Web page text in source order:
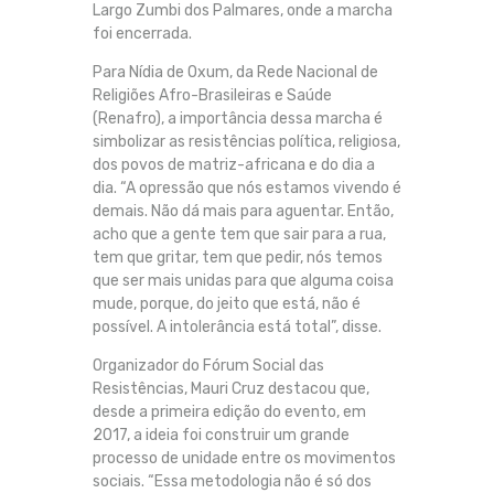
Largo Zumbi dos Palmares, onde a marcha
foi encerrada.
Para Nídia de Oxum, da Rede Nacional de
Religiões Afro-Brasileiras e Saúde
(Renafro), a importância dessa marcha é
simbolizar as resistências política, religiosa,
dos povos de matriz-africana e do dia a
dia. “A opressão que nós estamos vivendo é
demais. Não dá mais para aguentar. Então,
acho que a gente tem que sair para a rua,
tem que gritar, tem que pedir, nós temos
que ser mais unidas para que alguma coisa
mude, porque, do jeito que está, não é
possível. A intolerância está total”, disse.
Organizador do Fórum Social das
Resistências, Mauri Cruz destacou que,
desde a primeira edição do evento, em
2017, a ideia foi construir um grande
processo de unidade entre os movimentos
sociais. “Essa metodologia não é só dos